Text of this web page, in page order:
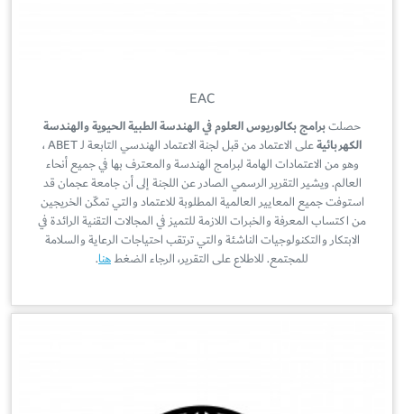
EAC
حصلتبرامج بكالوريوس العلوم في الهندسة الطبية الحيوية والهندسة
الكهربائية
على الاعتماد من قبل لجنة الاعتماد الهندسي التابعة لـ ABET ،
وهو من الاعتمادات الهامة لبرامج الهندسة والمعترف بها في جميع أنحاء
العالم. ويشير التقرير الرسمي الصادر عن اللجنة إلى أن جامعة عجمان قد
استوفت جميع المعايير العالمية المطلوبة للاعتماد والتي تمكّن الخريجين
من اكتساب المعرفة والخبرات اللازمة للتميز في المجالات التقنية الرائدة في
الابتكار والتكنولوجيات الناشئة والتي ترتقب احتياجات الرعاية والسلامة
للمجتمع. للاطلاع على التقرير، الرجاء الضغطهنا.